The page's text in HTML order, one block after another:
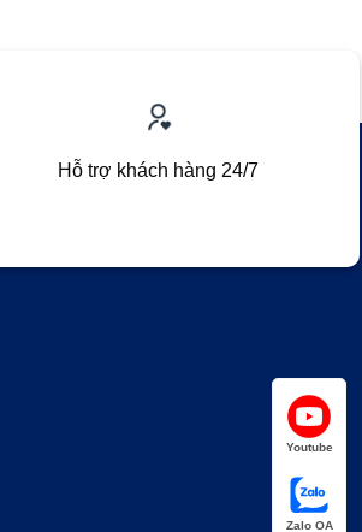
Hỗ trợ khách hàng 24/7
Youtube
Zalo OA